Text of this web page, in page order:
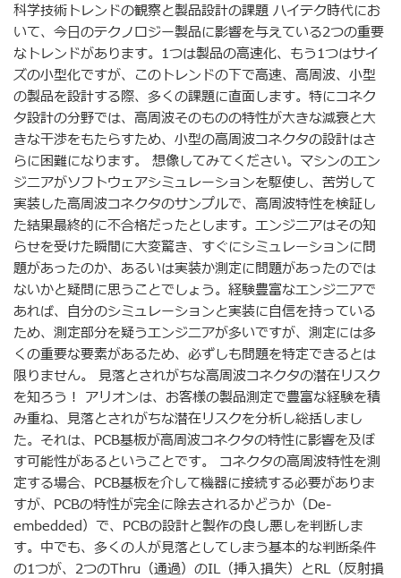
科学技術トレンドの観察と製品設計の課題 ハイテク時代にお
いて、今日のテクノロジー製品に影響を与えている2つの重要
なトレンドがあります。1つは製品の高速化、もう1つはサイ
ズの小型化ですが、このトレンドの下で高速、高周波、小型
の製品を設計する際、多くの課題に直面します。特にコネク
タ設計の分野では、高周波そのものの特性が大きな減衰と大
きな干渉をもたらすため、小型の高周波コネクタの設計はさ
らに困難になります。 想像してみてください。マシンのエン
ジニアがソフトウェアシミュレーションを駆使し、苦労して
実装した高周波コネクタのサンプルで、高周波特性を検証し
た結果最終的に不合格だったとします。エンジニアはその知
らせを受けた瞬間に大変驚き、すぐにシミュレーションに問
題があったのか、あるいは実装か測定に問題があったのでは
ないかと疑問に思うことでしょう。経験豊富なエンジニアで
あれば、自分のシミュレーションと実装に自信を持っている
ため、測定部分を疑うエンジニアが多いですが、測定には多
くの重要な要素があるため、必ずしも問題を特定できるとは
限りません。 見落とされがちな高周波コネクタの潜在リスク
を知ろう！ アリオンは、お客様の製品測定で豊富な経験を積
み重ね、見落とされがちな潜在リスクを分析し総括しまし
た。それは、PCB基板が高周波コネクタの特性に影響を及ぼ
す可能性があるということです。 コネクタの高周波特性を測
定する場合、PCB基板を介して機器に接続する必要がありま
すが、PCBの特性が完全に除去されるかどうか（De-
embedded）で、PCBの設計と製作の良し悪しを判断しま
す。中でも、多くの人が見落としてしまう基本的な判断条件
の1つが、2つのThru（通過）のIL（挿入損失）とRL（反射損